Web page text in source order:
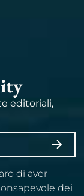
editoriali,
di aver
dei